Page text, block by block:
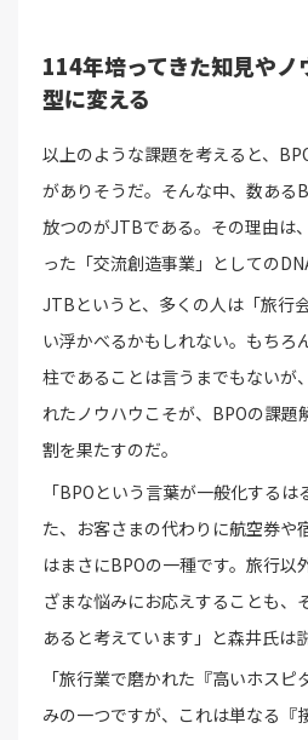
114年培ってきた知見や
型に変える
以上のような課題を考えると、
がありそうだ。そんな中、数ある
放つのがJTBである。その理由は
った「交流創造事業」としての
JTBというと、多くの人は「旅行
い浮かべるかもしれない。もちろ
柱であることは言うまでもないが
れたノウハウこそが、BPOの課題
割を果たすのだ。
「BPOという言葉が一般化する
た、お客さまの代わりに航空券や
はまさにBPOの一種です。旅行以
ざまな悩みにお応えすることも、
あると考えています」と森井氏は
「旅行業で磨かれた『高いホス
みの一つですが、これは単なる『